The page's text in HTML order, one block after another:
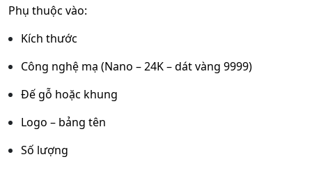
Phụ thuộc vào:
Kích thước
Công nghệ mạ (Nano – 24K – dát vàng 9999)
Đế gỗ hoặc khung
Logo – bảng tên
Số lượng